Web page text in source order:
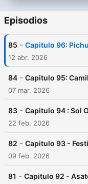
Episodios
85 - Capitulo 96:
12 abr. 2026
84 - Capitulo 95:
07 mar. 2026
83 - Capitulo 94 : Sol
22 feb. 2026
82 - Capitulo 93 -
09 feb. 2026
81 - Capitulo 92 -